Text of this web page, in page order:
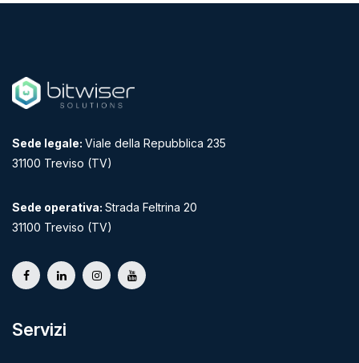
Sede legale: Viale della Repubblica 235
31100 Treviso (TV)
Sede operativa: Strada Feltrina 20
31100 Treviso (TV)
Servizi